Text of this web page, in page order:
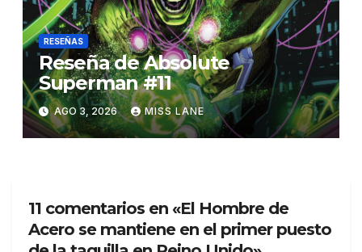
RESEÑAS
Reseña de Absolute
Superman #11
AGO 3, 2026 MISS LANE
11 comentarios en «El Hombre de
Acero se mantiene en el primer puesto